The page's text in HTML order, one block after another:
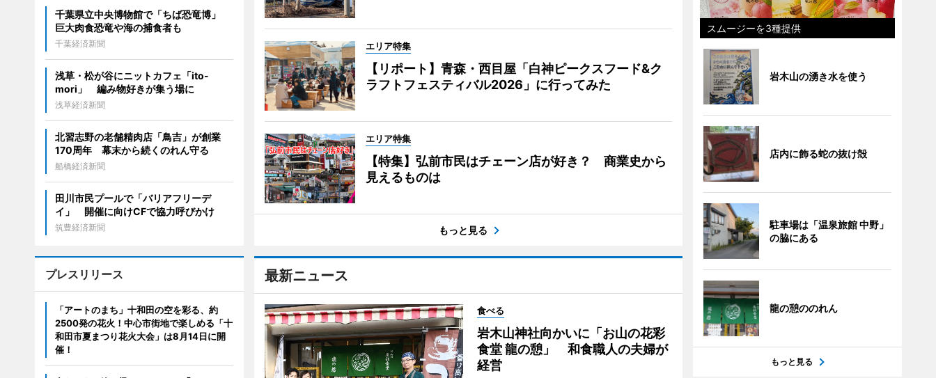
エリア特集
【リポート】青森・西目屋「白神ピークスフード&ク
ラフトフェスティバル2026」に行ってみた
エリア特集
【特集】弘前市民はチェーン店が好き？ 商業史から
見えるものは
もっと見る
最新ニュース
食べる
岩木山神社向かいに「お山の花彩
食堂 龍の憩」 和食職人の夫婦が
経営
千葉県立中央博物館で「ちば恐竜博」
巨大肉食恐竜や海の捕食者も
千葉経済新聞
浅草・松が谷にニットカフェ「ito-
mori」 編み物好きが集う場に
浅草経済新聞
北習志野の老舗精肉店「鳥吉」が創業
170周年 幕末から続くのれん守る
船橋経済新聞
田川市民プールで「バリアフリーデ
イ」 開催に向けCFで協力呼びかけ
筑豊経済新聞
プレスリリース
「アートのまち」十和田の空を彩る、約
2500発の花火！中心市街地で楽しめる「十
和田市夏まつり花火大会」は8月14日に開
催！
スムージーを3種提供
岩木山の湧き水を使う
店内に飾る蛇の抜け殻
駐車場は「温泉旅館 中野」
の脇にある
龍の憩ののれん
もっと見る